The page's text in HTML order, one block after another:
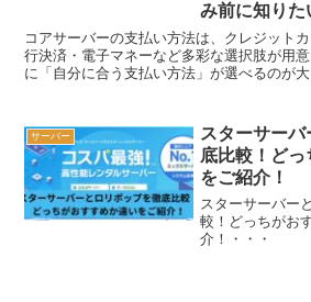
み前に知りた
コアサーバーの支払い方法は、クレジット
行決済・電子マネーなど多彩な選択肢が用
に「自分に合う支払い方法」が選べるのが
サーバー
スターサー
底比較！ど
をご紹介！
スターサーバー
較！どっちがお
介！・・・